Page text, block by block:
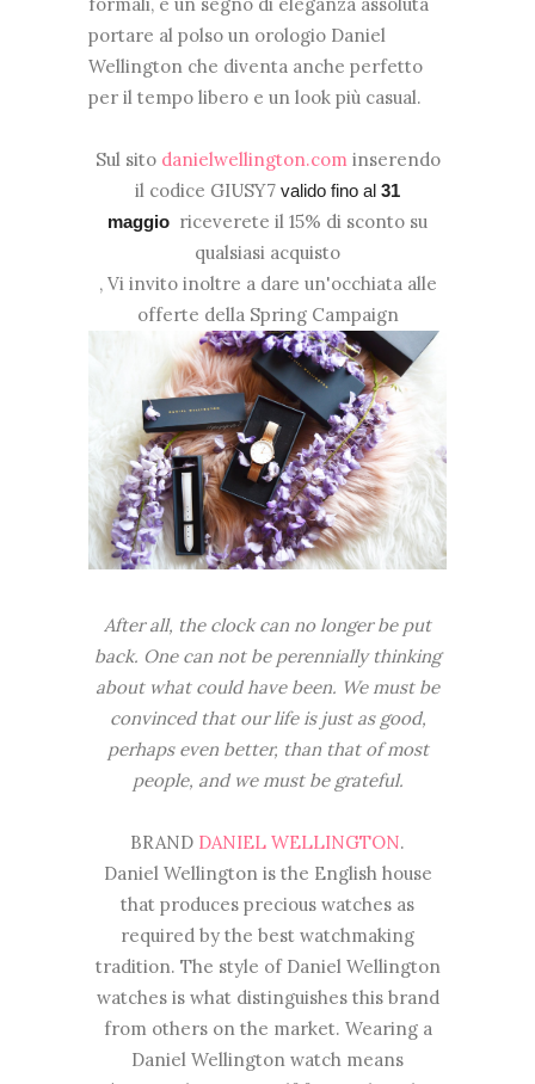
portare al polso un orologio Daniel
Wellington che diventa anche perfetto
per il tempo libero e un look più casual.
Sul sito danielwellington.cominserendo
il codice GIUSY7 valido fino al 31
maggio riceverete il 15% di sconto su
qualsiasi acquisto
, Vi invito inoltre a dare un'occhiata alle
offerte della Spring Campaign
After all, the clock can no longer be put
back. One can not be perennially thinking
about what could have been. We must be
convinced that our life is just as good,
perhaps even better, than that of most
people, and we must be grateful.
BRAND DANIEL WELLINGTON.
Daniel Wellington is the English house
that produces precious watches as
required by the best watchmaking
tradition. The style of Daniel Wellington
watches is what distinguishes this brand
from others on the market. Wearing a
Daniel Wellington watch means